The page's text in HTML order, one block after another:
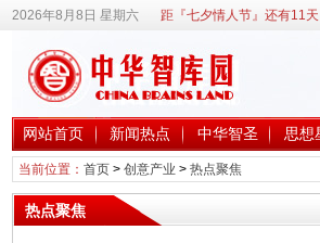
2026年8月8日 星期六 距『七夕情人节』还有11天
网站首页 新闻热点 中华智圣 思想
当前位置： 首页> 创意产业 > 热点聚焦
热点聚焦